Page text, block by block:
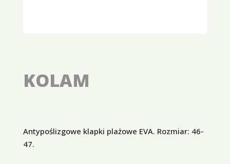
KOLAM
Antypoślizgowe klapki plażowe EVA. Rozmiar: 46-
47.